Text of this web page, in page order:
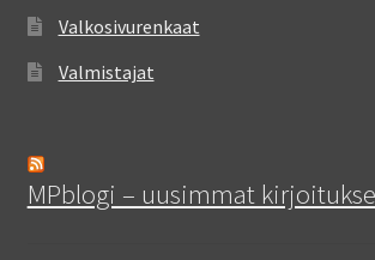
Valkosivurenkaat
Valmistajat
MPblogi – uusimmat